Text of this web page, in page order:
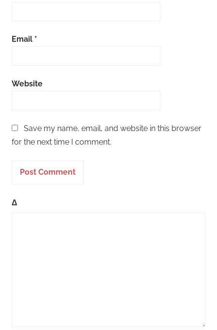
Email *
Website
Save my name, email, and website in this browser
for the next time I comment.
Δ